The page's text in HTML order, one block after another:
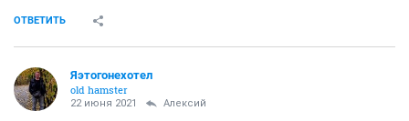
ОТВЕТИТЬ
Яэтогонехотел
old hamster
22 июня 2021 Алексий